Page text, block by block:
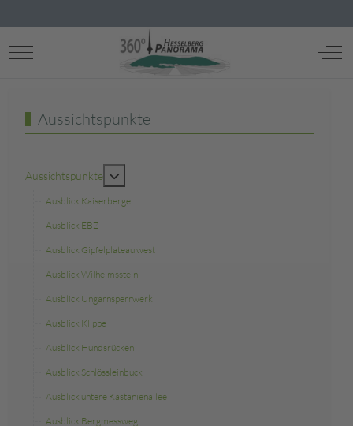
Mobile Menu Toggle Off-
Aussichtspunkte
Aussichtspunkte MOD_MENU_TOGGLE_SUBMENU_LABEL
Ausblick Kaiserberge
Ausblick EBZ
Ausblick Gipfelplateau west
Ausblick Wilhelmsstein
Ausblick Ungarnsperrwerk
Ausblick Klippe
Ausblick Hundsrücken
Ausblick Schlössleinbuck
Ausblick untere Kastanienallee
Ausblick Bergmessweg